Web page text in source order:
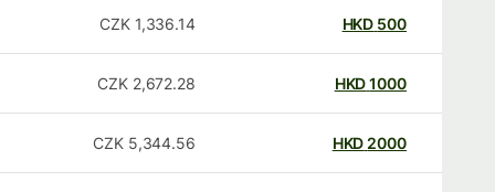
500
HKD
1,336.14
CZK
1000
HKD
2,672.28
CZK
2000
HKD
5,344.56
CZK